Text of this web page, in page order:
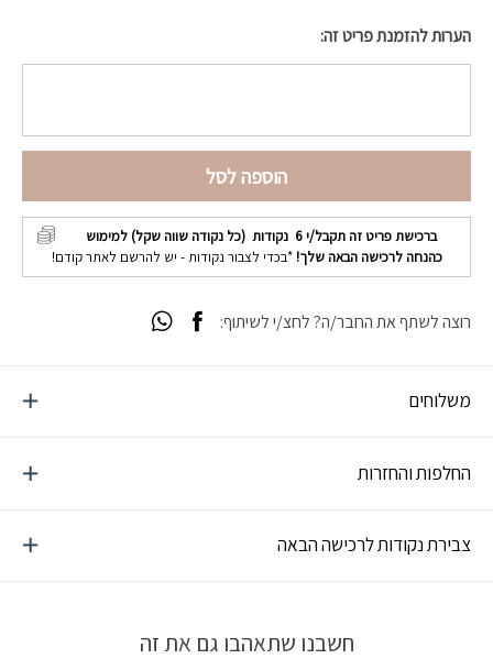
הערות להזמנת פריט זה:
הוספה לסל
ברכישת פריט זה תקבל/י6 נקודות (כל נקודה שווה שקל) למימוש
כהנחה לרכישה הבאה שלך! *בכדי לצבור נקודות - יש להרשם לאתר קודם!
משלוחים
החלפות והחזרות
צבירת נקודות לרכישה הבאה
רוצה לשתף את החבר/ה? לחצ/י לשיתוף:
חשבנו שתאהבו גם את זה